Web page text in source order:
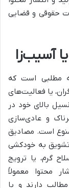
حقوقی و قضایی
آسیب‌زا
مطلبی است که
یا فعالیت‌های
بالای خود در
و عادی‌سازی
است. مصادیق
به خودکشی
گرم، یا ترویج
محتوا معمولاً
دارند و با